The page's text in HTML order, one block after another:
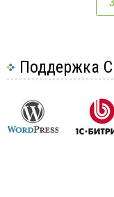
Поддержка